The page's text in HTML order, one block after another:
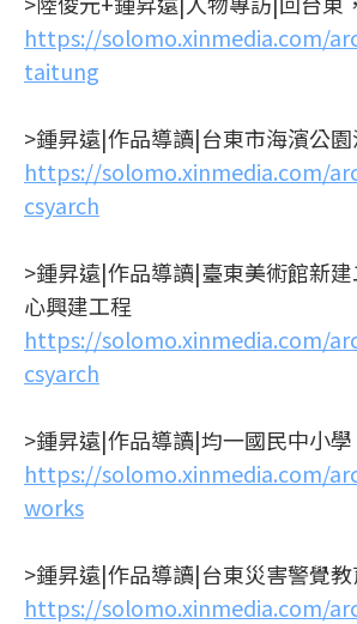
https://solomo.xinmedia.com/
taitung
>鍾昇遠|作品導讀|台東市海濱公
https://solomo.xinmedia.com/
csyarch
>鍾昇遠|作品導讀|臺東美術館新
心興建工程
https://solomo.xinmedia.com/
csyarch
>鍾昇遠|作品導讀|均一國民中小學
https://solomo.xinmedia.com/
works
>鍾昇遠|作品導讀|台東災害警覺
https://solomo.xinmedia.com/